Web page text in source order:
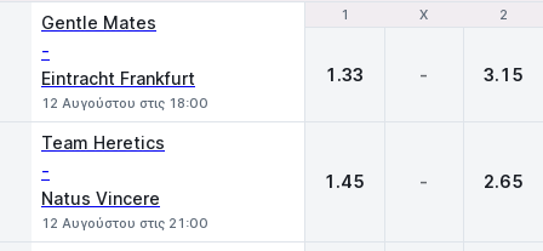
1 X 2
Gentle Mates
-
Eintracht Frankfurt
12 Αυγούστου στις 18:00
1 X 2
1.33 - 3.15
Team Heretics
-
Natus Vincere
12 Αυγούστου στις 21:00
1.45 - 2.65